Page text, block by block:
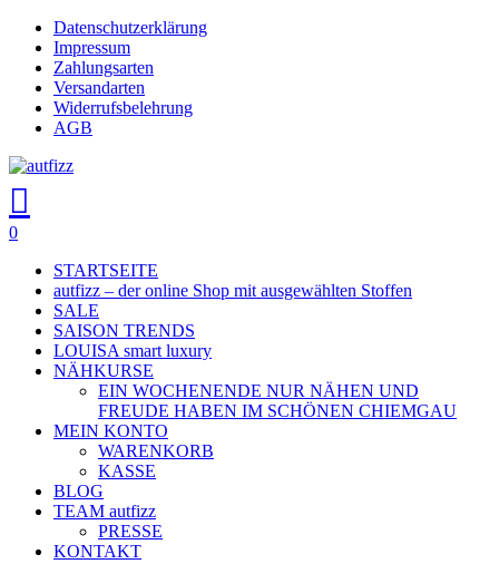
Skip
main
content
Datenschutzerklärung
Impressum
Zahlungsarten
Versandarten
Widerrufsbelehrung
AGB
search
account
0
STARTSEITE
autfizz – der online Shop mit ausgewählten Stoffen
SALE
SAISON TRENDS
LOUISA smart luxury
NÄHKURSE
EIN WOCHENENDE NUR NÄHEN UND
FREUDE HABEN IM SCHÖNEN CHIEMGAU
MEIN KONTO
WARENKORB
KASSE
BLOG
TEAM autfizz
PRESSE
KONTAKT